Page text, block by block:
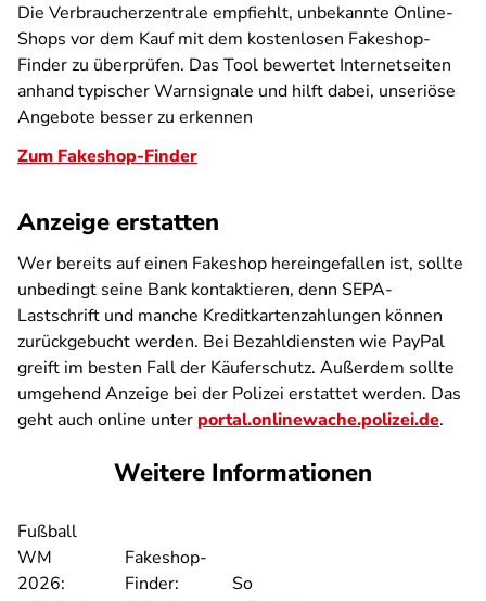
Die Verbraucherzentrale empfiehlt, unbekannte Online-
Shops vor dem Kauf mit dem kostenlosen Fakeshop-
Finder zu überprüfen. Das Tool bewertet Internetseiten
anhand typischer Warnsignale und hilft dabei, unseriöse
Angebote besser zu erkennen
Zum Fakeshop-Finder
Anzeige erstatten
Wer bereits auf einen Fakeshop hereingefallen ist, sollte
unbedingt seine Bank kontaktieren, denn SEPA-
Lastschrift und manche Kreditkartenzahlungen können
zurückgebucht werden. Bei Bezahldiensten wie PayPal
greift im besten Fall der Käuferschutz. Außerdem sollte
umgehend Anzeige bei der Polizei erstattet werden. Das
geht auch online unter portal.onlinewache.polizei.de.
Weitere Informationen
Fußball
WM
2026:
Fakeshop-
Finder:
So